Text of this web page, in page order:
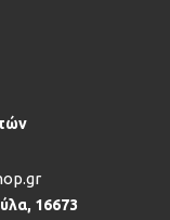
16673